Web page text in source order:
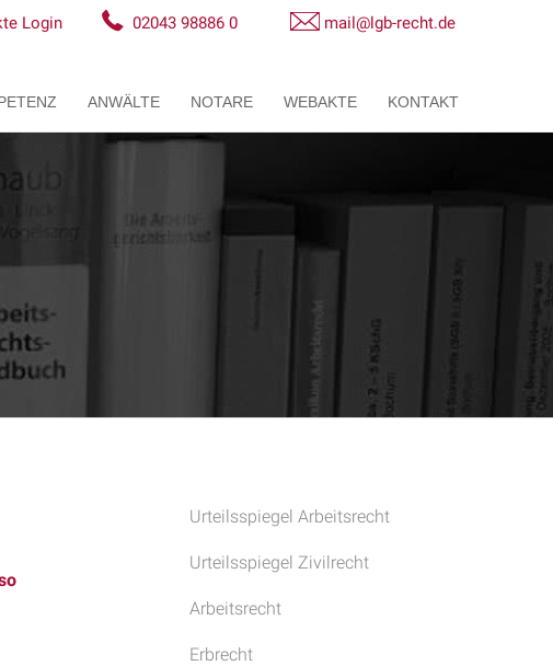
ANWÄLTE NOTARE WEBAKTE KONTAKT
Login 02043 98886 0 mail@lgb-recht.de
Urteilsspiegel Arbeitsrecht
Urteilsspiegel Zivilrecht
Arbeitsrecht
Erbrecht